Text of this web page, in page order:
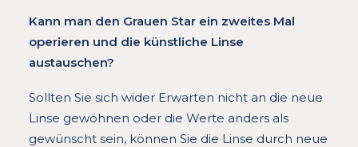
Kann man den Grauen Star ein zweites Mal
operieren und die künstliche Linse
austauschen?
Sollten Sie sich wider Erwarten nicht an die neue
Linse gewöhnen oder die Werte anders als
gewünscht sein, können Sie die Linse durch neue